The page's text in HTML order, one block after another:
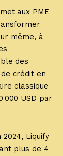
aux PME
même, à
des
crédit en
classique
000 USD par
Liquify
plus de 4